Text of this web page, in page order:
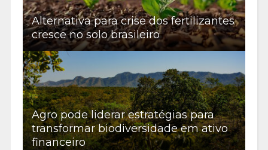
Alternativa para crise dos fertilizantes
cresce no solo brasileiro
Agro pode liderar estratégias para
transformar biodiversidade em ativo
financeiro